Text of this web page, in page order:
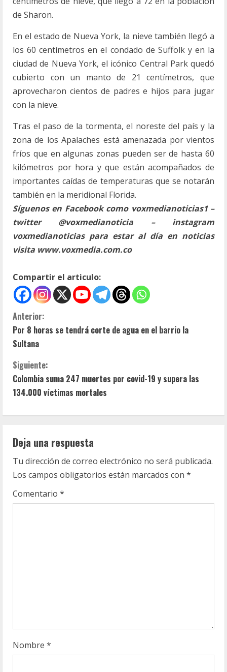
de Sharon.
En el estado de Nueva York, la nieve también llegó a
los 60 centímetros en el condado de Suffolk y en la
ciudad de Nueva York, el icónico Central Park quedó
cubierto con un manto de 21 centímetros, que
aprovecharon cientos de padres e hijos para jugar
con la nieve.
Tras el paso de la tormenta, el noreste del país y la
zona de los Apalaches está amenazada por vientos
fríos que en algunas zonas pueden ser de hasta 60
kilómetros por hora y que están acompañados de
importantes caídas de temperaturas que se notarán
también en la meridional Florida.
Síguenos en Facebook como voxmedianoticias1 –
twitter @voxmedianoticia – instagram
voxmedianoticias para estar al día en noticias
visita www.voxmedia.com.co
Compartir el articulo:
S
i
g
u
e
y
e
n
Anterior:
Por 8 horas se tendrá corte de agua en el barrio la
Sultana
Siguiente:
Colombia suma 247 muertes por covid-19 y supera las
134.000 víctimas mortales
Deja una respuesta
Tu dirección de correo electrónico no será publicada.
Los campos obligatorios están marcados con *
Comentario *
Nombre *